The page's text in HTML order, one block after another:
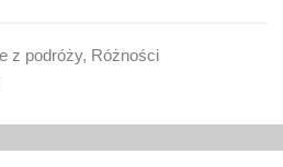
z podróży, Różności